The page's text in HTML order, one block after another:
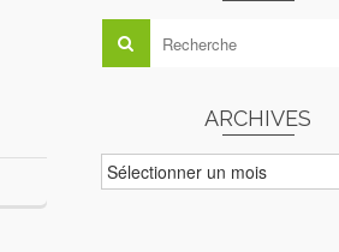
ARCHIVES
ARCHIVES